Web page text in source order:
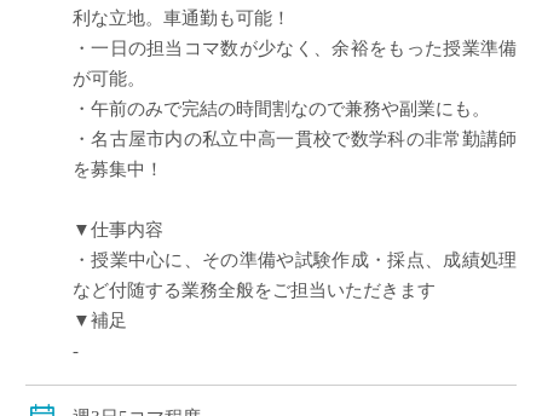
利な立地。車通勤も可能！
・一日の担当コマ数が少なく、余裕をもった授業準備
が可能。
・午前のみで完結の時間割なので兼務や副業にも。
・名古屋市内の私立中高一貫校で数学科の非常勤講師
を募集中！
▼仕事内容
・授業中心に、その準備や試験作成・採点、成績処理
など付随する業務全般をご担当いただきます
▼補足
-